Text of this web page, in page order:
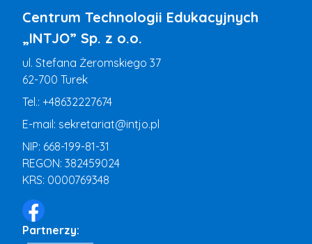
Centrum Technologii Edukacyjnych
„INTJO” Sp. z o.o.
ul. Stefana Żeromskiego 37
62-700 Turek
Tel.: +48632227674
E-mail: sekretariat@intjo.pl
NIP: 668-199-81-31
REGON: 382459024
KRS: 0000769348
Partnerzy: